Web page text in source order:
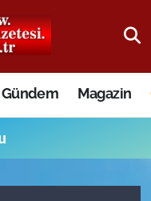
Gündem Magazin
Haritası
Fikstür